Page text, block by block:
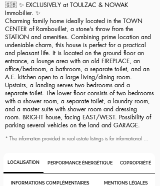
données publiées dans l'annonce et de demander toute information
complémentaire nécessaire. Comme le précise la loi, les surfaces
affichées dans l'annonce sont exprimées en loi Carrez pour les
copropriétés et en surface au sol, approximatives et indicatives, dans
les autres cas. Seules les informations mentionnées dans la promesse de
vente ont une valeur contractuelle.
🇬🇧 ✨ EXCLUSIVELY at TOULZAC & NOWAK
Immobilier. ✨
Charming family home ideally located in the TOWN
CENTER of Rambouillet, a stone's throw from the
STATION and amenities. Combining prime location and
undeniable charm, this house is perfect for a practical
and pleasant life. It is located on the ground floor an
entrance, a lounge area with an old FIREPLACE, an
office/bedroom, a bathroom, a separate toilet, and an
A.E. kitchen open to a large living/dining room.
Upstairs, a landing serves two bedrooms and a
separate toilet. The lower floor consists of two bedrooms
with a shower room, a separate toilet, a laundry room,
and a master suite with shower room and dressing
room. BRIGHT house, facing EAST/WEST. Possibility of
parking several vehicles on the land and GARAGE.
* The information provided in real estate listings is for informational
listing and to request any additional information needed. As specified
by law, the surfaces displayed in the listing are expressed in Carrez
law for condominiums and as floor area, approximate and indicative,
in other cases. Only the information mentioned in the sales agreement
LOCALISATION PERFORMANCE ÉNERGÉTIQUE COPROPRIÉTÉ
INFORMATIONS COMPLÉMENTAIRES MENTIONS LÉGALES